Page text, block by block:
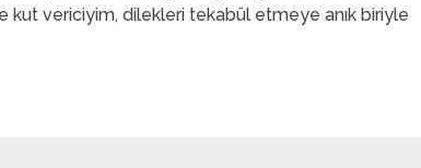
kut vericiyim, dilekleri tekabül etmeye anık biriyle